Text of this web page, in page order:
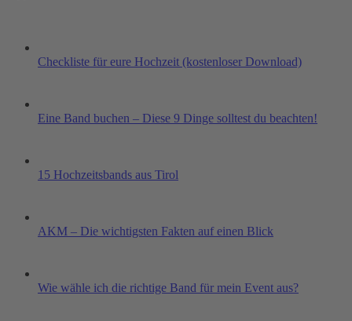
Checkliste für eure Hochzeit (kostenloser Download)
Eine Band buchen – Diese 9 Dinge solltest du beachten!
15 Hochzeitsbands aus Tirol
AKM – Die wichtigsten Fakten auf einen Blick
Wie wähle ich die richtige Band für mein Event aus?